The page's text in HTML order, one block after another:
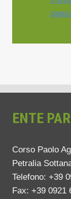
ENTE
Corso Paolo
Petralia
Telefono: +39
Fax: +39 0921